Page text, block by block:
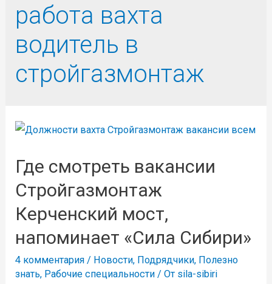
работа вахта
водитель в
стройгазмонтаж
Где смотреть вакансии
Стройгазмонтаж
Керченский мост,
напоминает «Сила Сибири»
4 комментария / Новости, Подрядчики, Полезно
знать, Рабочие специальности / От sila-sibiri